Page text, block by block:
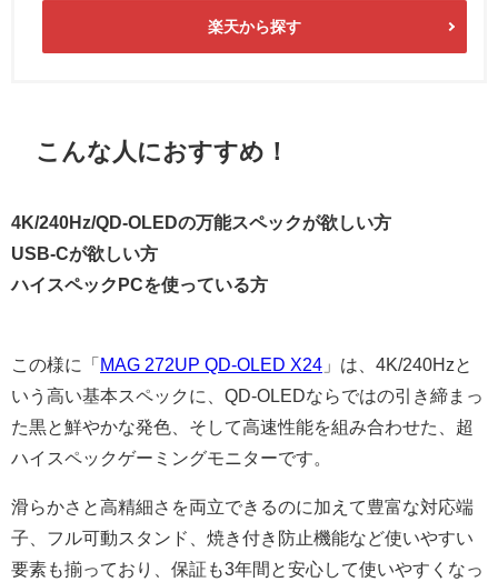
楽天から探す
こんな人におすすめ！
4K/240Hz/QD-OLEDの万能スペックが欲しい方
USB-Cが欲しい方
ハイスペックPCを使っている方
この様に「 MAG 272UP QD-OLED X24 」は、4K/240Hzと
いう高い基本スペックに、QD-OLEDならではの引き締まっ
た黒と鮮やかな発色、そして高速性能を組み合わせた、超
ハイスペックゲーミングモニターです。
滑らかさと高精細さを両立できるのに加えて豊富な対応端
子、フル可動スタンド、焼き付き防止機能など使いやすい
要素も揃っており、保証も3年間と安心して使いやすくなっ